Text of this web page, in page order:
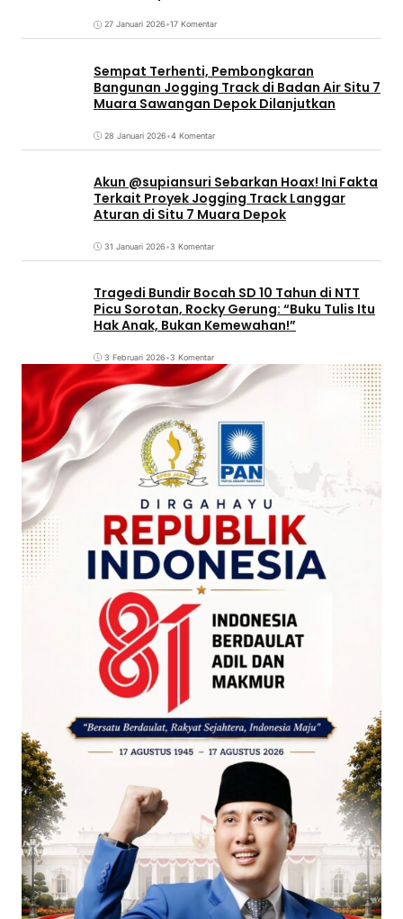
27 Januari 2026•17 Komentar
Sempat Terhenti, Pembongkaran
Bangunan Jogging Track di Badan Air Situ 7
Muara Sawangan Depok Dilanjutkan
28 Januari 2026•4 Komentar
Akun @supiansuri Sebarkan Hoax! Ini Fakta
Terkait Proyek Jogging Track Langgar
Aturan di Situ 7 Muara Depok
31 Januari 2026•3 Komentar
Tragedi Bundir Bocah SD 10 Tahun di NTT
Picu Sorotan, Rocky Gerung: “Buku Tulis Itu
Hak Anak, Bukan Kemewahan!”
3 Februari 2026•3 Komentar